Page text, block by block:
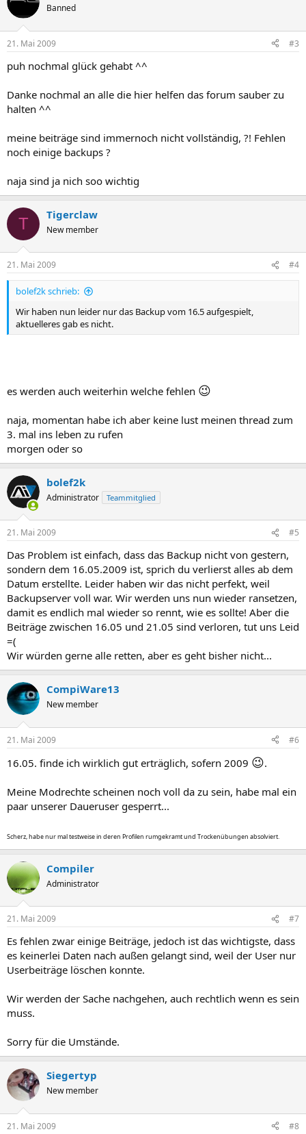
Banned
21. Mai 2009 #3
puh nochmal glück gehabt ^^
Danke nochmal an alle die hier helfen das forum sauber zu
halten ^^
meine beiträge sind immernoch nicht vollständig, ?! Fehlen
noch einige backups ?
naja sind ja nich soo wichtig
T Tigerclaw
New member
21. Mai 2009 #4
bolef2k schrieb:
Wir haben nun leider nur das Backup vom 16.5 aufgespielt,
aktuelleres gab es nicht.
es werden auch weiterhin welche fehlen 😉
naja, momentan habe ich aber keine lust meinen thread zum
3. mal ins leben zu rufen
morgen oder so
bolef2k
Administrator Teammitglied
21. Mai 2009 #5
Das Problem ist einfach, dass das Backup nicht von gestern,
sondern dem 16.05.2009 ist, sprich du verlierst alles ab dem
Datum erstellte. Leider haben wir das nicht perfekt, weil
Backupserver voll war. Wir werden uns nun wieder ransetzen,
damit es endlich mal wieder so rennt, wie es sollte! Aber die
Beiträge zwischen 16.05 und 21.05 sind verloren, tut uns Leid
=(
Wir würden gerne alle retten, aber es geht bisher nicht...
CompiWare13
New member
21. Mai 2009 #6
16.05. finde ich wirklich gut erträglich, sofern 2009 😉.
Meine Modrechte scheinen noch voll da zu sein, habe mal ein
paar unserer Daueruser gesperrt...
Scherz, habe nur mal testweise in deren Profilen rumgekramt und Trockenübungen absolviert.
Compiler
Administrator
21. Mai 2009 #7
Es fehlen zwar einige Beiträge, jedoch ist das wichtigste, dass
es keinerlei Daten nach außen gelangt sind, weil der User nur
Userbeiträge löschen konnte.
Wir werden der Sache nachgehen, auch rechtlich wenn es sein
muss.
Sorry für die Umstände.
Siegertyp
New member
21. Mai 2009 #8